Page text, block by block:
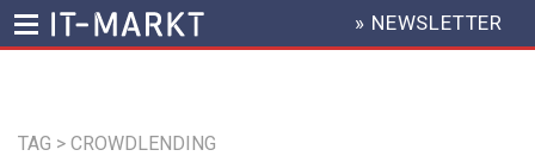
Inhalt
HEADER
MENU
» NEWSLETTER
TAG > CROWDLENDING